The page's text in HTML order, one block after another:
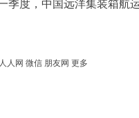
季度，中国远洋集装箱航
人人网 微信 朋友网 更多